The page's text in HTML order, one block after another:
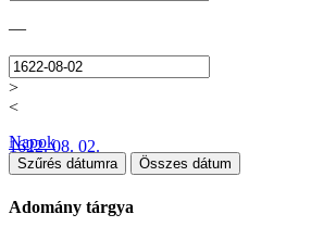
—
>
<
1622. 08. 02.
Napok
Szűrés dátumra Összes dátum
Adomány tárgya